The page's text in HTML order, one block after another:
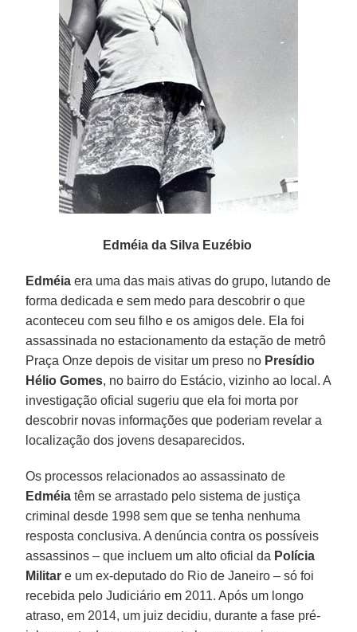
Edméia da Silva Euzébio
Edméia era uma das mais ativas do grupo, lutando de
forma dedicada e sem medo para descobrir o que
aconteceu com seu filho e os amigos dele. Ela foi
assassinada no estacionamento da estação de metrô
Praça Onze depois de visitar um preso no Presídio
Hélio Gomes, no bairro do Estácio, vizinho ao local. A
investigação oficial sugeriu que ela foi morta por
descobrir novas informações que poderiam revelar a
localização dos jovens desaparecidos.
Os processos relacionados ao assassinato de
Edméia têm se arrastado pelo sistema de justiça
criminal desde 1998 sem que se tenha nenhuma
resposta conclusiva. A denúncia contra os possíveis
assassinos – que incluem um alto oficial da Polícia
Militar e um ex-deputado do Rio de Janeiro – só foi
recebida pelo Judiciário em 2011. Após um longo
atraso, em 2014, um juiz decidiu, durante a fase pré-